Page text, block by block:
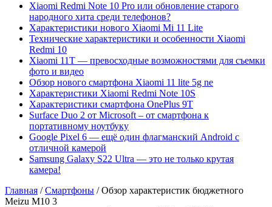
Xiaomi Redmi Note 10 Pro или обновление старого
народного хита среди телефонов?
Характеристики нового Xiaomi Mi 11 Lite
Технические характеристики и особенности Xiaomi
Redmi 10
Xiaomi 11T — превосходные возможностями для съемки
фото и видео
Обзор нового смартфона Xiaomi 11 lite 5g ne
Характеристики Xiaomi Redmi Note 10S
Характеристики смартфона OnePlus 9T
Surface Duo 2 от Microsoft – от смартфона к
портативному ноутбуку
Google Pixel 6 — ещё один флагманский Android с
отличной камерой
Samsung Galaxy S22 Ultra — это не только крутая
камера!
Главная /Смартфоны /Обзор характеристик бюджетного
Meizu M10 3